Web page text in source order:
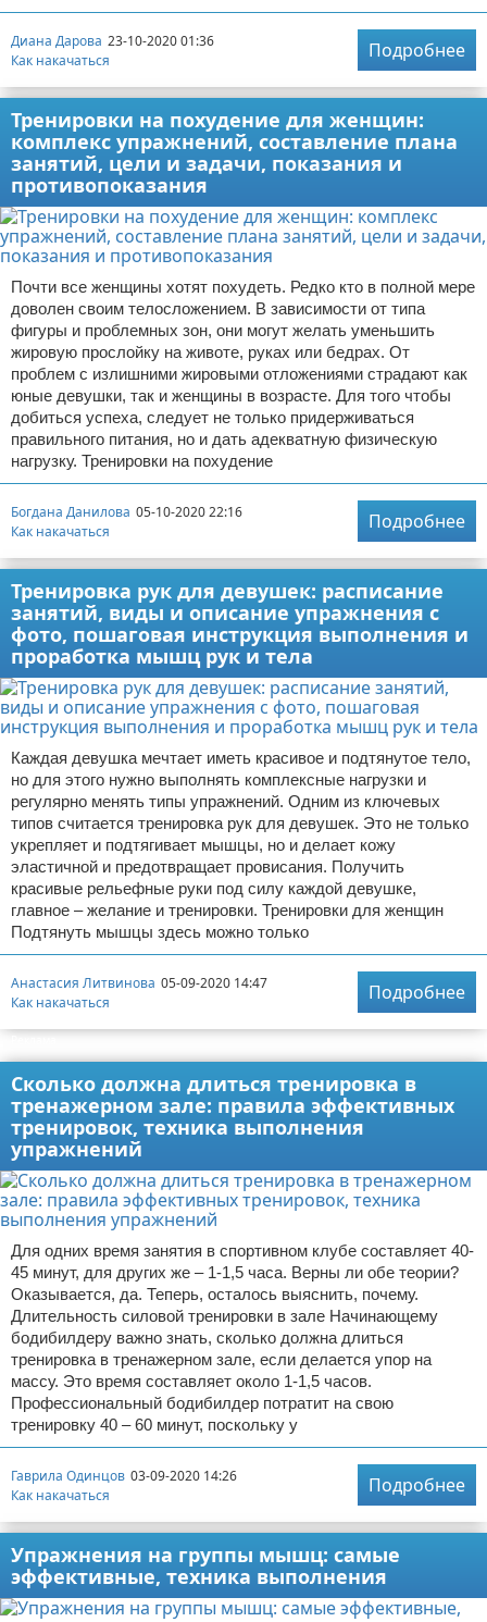
Диана Дарова 23-10-2020 01:36
Как накачаться
Подробнее
Тренировки на похудение для женщин:
комплекс упражнений, составление плана
занятий, цели и задачи, показания и
противопоказания
Почти все женщины хотят похудеть. Редко кто в полной мере
доволен своим телосложением. В зависимости от типа
фигуры и проблемных зон, они могут желать уменьшить
жировую прослойку на животе, руках или бедрах. От
проблем с излишними жировыми отложениями страдают как
юные девушки, так и женщины в возрасте. Для того чтобы
добиться успеха, следует не только придерживаться
правильного питания, но и дать адекватную физическую
нагрузку. Тренировки на похудение
Богдана Данилова 05-10-2020 22:16
Как накачаться
Подробнее
Тренировка рук для девушек: расписание
занятий, виды и описание упражнения с
фото, пошаговая инструкция выполнения и
проработка мышц рук и тела
Каждая девушка мечтает иметь красивое и подтянутое тело,
но для этого нужно выполнять комплексные нагрузки и
регулярно менять типы упражнений. Одним из ключевых
типов считается тренировка рук для девушек. Это не только
укрепляет и подтягивает мышцы, но и делает кожу
эластичной и предотвращает провисания. Получить
красивые рельефные руки под силу каждой девушке,
главное – желание и тренировки. Тренировки для женщин
Подтянуть мышцы здесь можно только
Анастасия Литвинова 05-09-2020 14:47
Как накачаться
Подробнее
Сколько должна длиться тренировка в
тренажерном зале: правила эффективных
тренировок, техника выполнения
упражнений
Для одних время занятия в спортивном клубе составляет 40-
45 минут, для других же – 1-1,5 часа. Верны ли обе теории?
Оказывается, да. Теперь, осталось выяснить, почему.
Длительность силовой тренировки в зале Начинающему
бодибилдеру важно знать, сколько должна длиться
тренировка в тренажерном зале, если делается упор на
массу. Это время составляет около 1-1,5 часов.
Профессиональный бодибилдер потратит на свою
тренировку 40 – 60 минут, поскольку у
Гаврила Одинцов 03-09-2020 14:26
Как накачаться
Подробнее
Упражнения на группы мышц: самые
эффективные, техника выполнения